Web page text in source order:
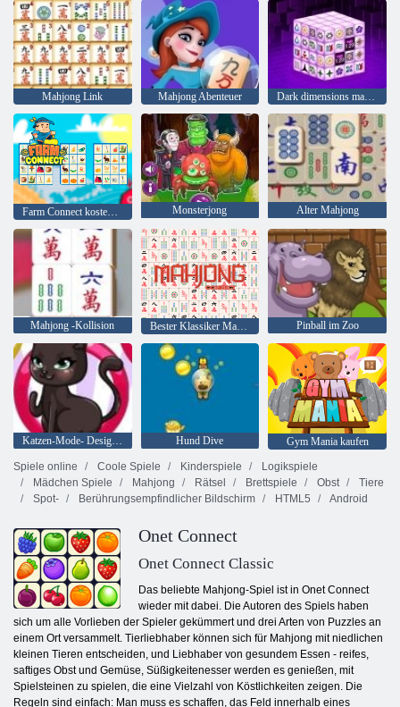
Mahjong Link Mahjong Abenteuer Dark dimensions mahjong
Monsterjong Alter Mahjong
Mahjong -Kollision Bester Klassiker Mahjong Pinball im Zoo
Katzen-Mode- Designer Hund Dive
Gym Mania kaufen
Spiele online
Coole Spiele Kinderspiele
Logikspiele
Mädchen Spiele
Mahjong Rätsel Brettspiele Obst
Tiere
Spot-
Berührungsempfindlicher Bildschirm HTML5 Android
Onet Connect
Onet Connect Classic
Das beliebte Mahjong-Spiel ist in Onet Connect
wieder mit dabei. Die Autoren des Spiels haben
sich um alle Vorlieben der Spieler gekümmert und drei Arten von Puzzles an
einem Ort versammelt. Tierliebhaber können sich für Mahjong mit niedlichen
kleinen Tieren entscheiden, und Liebhaber von gesundem Essen - reifes,
saftiges Obst und Gemüse, Süßigkeitenesser werden es genießen, mit
Spielsteinen zu spielen, die eine Vielzahl von Köstlichkeiten zeigen. Die
Regeln sind einfach: Man muss es schaffen, das Feld innerhalb eines